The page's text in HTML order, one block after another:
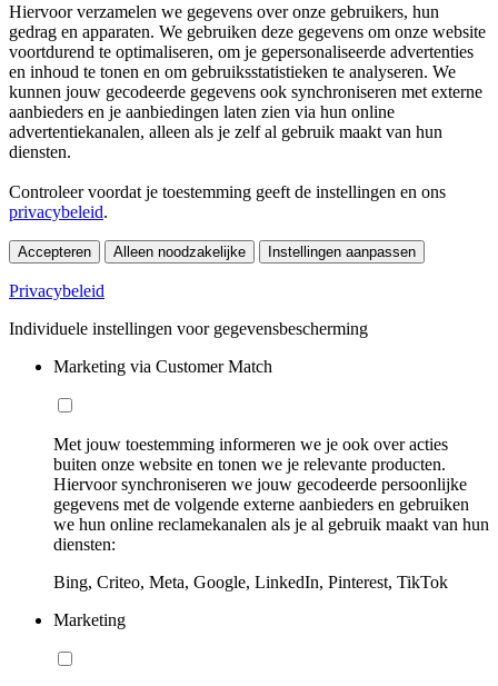
Hiervoor verzamelen we gegevens over onze gebruikers, hun
gedrag en apparaten. We gebruiken deze gegevens om onze website
voortdurend te optimaliseren, om je gepersonaliseerde advertenties
en inhoud te tonen en om gebruiksstatistieken te analyseren. We
kunnen jouw gecodeerde gegevens ook synchroniseren met externe
aanbieders en je aanbiedingen laten zien via hun online
advertentiekanalen, alleen als je zelf al gebruik maakt van hun
diensten.
Controleer voordat je toestemming geeft de instellingen en ons
privacybeleid.
Accepteren Alleen noodzakelijke Instellingen aanpassen
Privacybeleid
Individuele instellingen voor gegevensbescherming
Marketing via Customer Match
Met jouw toestemming informeren we je ook over acties
buiten onze website en tonen we je relevante producten.
Hiervoor synchroniseren we jouw gecodeerde persoonlijke
gegevens met de volgende externe aanbieders en gebruiken
we hun online reclamekanalen als je al gebruik maakt van hun
diensten:
Bing, Criteo, Meta, Google, LinkedIn, Pinterest, TikTok
Marketing